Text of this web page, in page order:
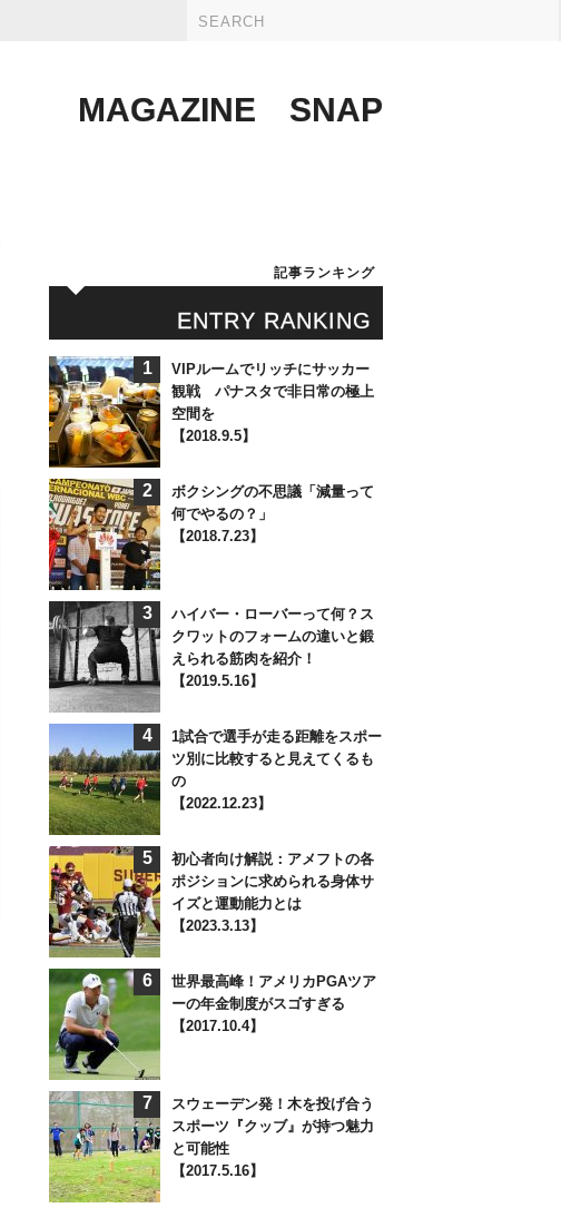
MAGAZINE SNAP
ENTRY RANKING
記事ランキング
1
VIPルームでリッチにサッカー
観戦 パナスタで非日常の極上
空間を
【2018.9.5】
2
ボクシングの不思議「減量って
何でやるの？」
【2018.7.23】
3
ハイバー・ローバーって何？ス
クワットのフォームの違いと鍛
えられる筋肉を紹介！
【2019.5.16】
4
1試合で選手が走る距離をスポー
ツ別に比較すると見えてくるも
の
【2022.12.23】
5
初心者向け解説：アメフトの各
ポジションに求められる身体サ
イズと運動能力とは
【2023.3.13】
6
世界最高峰！アメリカPGAツア
ーの年金制度がスゴすぎる
【2017.10.4】
7
スウェーデン発！木を投げ合う
スポーツ『クッブ』が持つ魅力
と可能性
【2017.5.16】